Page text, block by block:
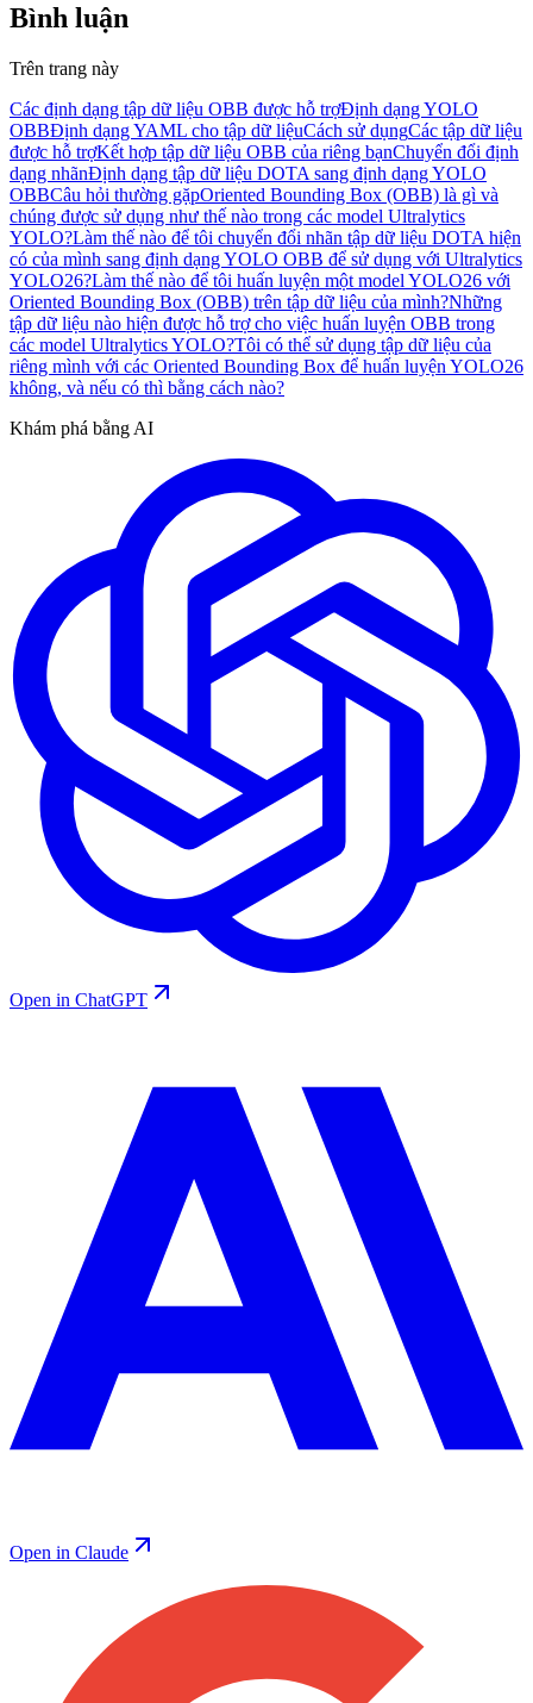
Bình luận
Trên trang này
Các định dạng tập dữ liệu OBB được hỗ trợĐịnh dạng YOLO
OBBĐịnh dạng YAML cho tập dữ liệuCách sử dụngCác tập dữ liệu
được hỗ trợKết hợp tập dữ liệu OBB của riêng bạnChuyển đổi định
dạng nhãnĐịnh dạng tập dữ liệu DOTA sang định dạng YOLO
OBBCâu hỏi thường gặpOriented Bounding Box (OBB) là gì và
chúng được sử dụng như thế nào trong các model Ultralytics
YOLO?Làm thế nào để tôi chuyển đổi nhãn tập dữ liệu DOTA hiện
có của mình sang định dạng YOLO OBB để sử dụng với Ultralytics
YOLO26?Làm thế nào để tôi huấn luyện một model YOLO26 với
Oriented Bounding Box (OBB) trên tập dữ liệu của mình?Những
tập dữ liệu nào hiện được hỗ trợ cho việc huấn luyện OBB trong
các model Ultralytics YOLO?Tôi có thể sử dụng tập dữ liệu của
riêng mình với các Oriented Bounding Box để huấn luyện YOLO26
không, và nếu có thì bằng cách nào?
Khám phá bằng AI
Open in ChatGPT
Open in Claude